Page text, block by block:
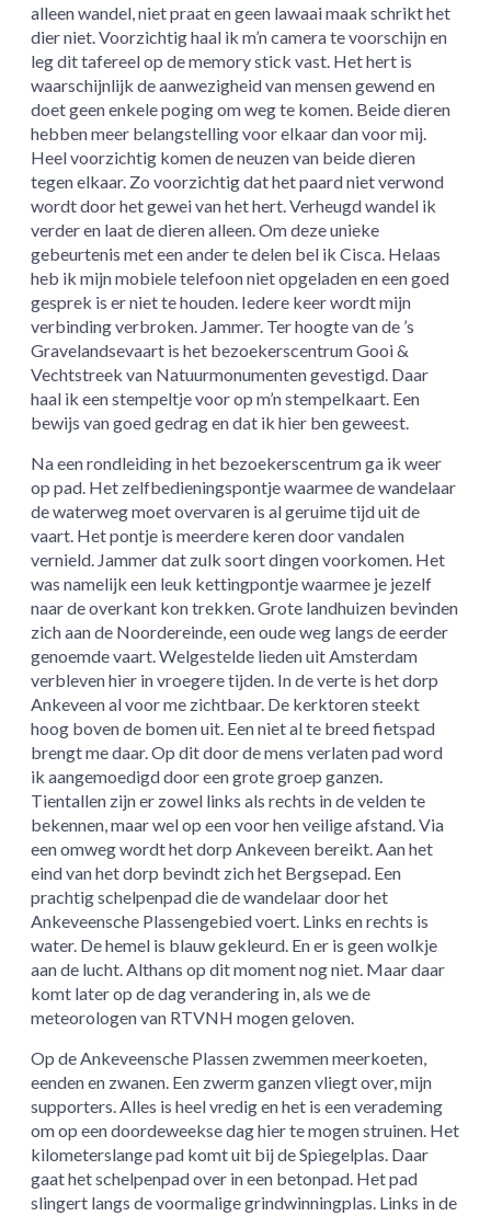
alleen wandel, niet praat en geen lawaai maak schrikt het
dier niet. Voorzichtig haal ik m’n camera te voorschijn en
leg dit tafereel op de memory stick vast. Het hert is
waarschijnlijk de aanwezigheid van mensen gewend en
doet geen enkele poging om weg te komen. Beide dieren
hebben meer belangstelling voor elkaar dan voor mij.
Heel voorzichtig komen de neuzen van beide dieren
tegen elkaar. Zo voorzichtig dat het paard niet verwond
wordt door het gewei van het hert. Verheugd wandel ik
verder en laat de dieren alleen. Om deze unieke
gebeurtenis met een ander te delen bel ik Cisca. Helaas
heb ik mijn mobiele telefoon niet opgeladen en een goed
gesprek is er niet te houden. Iedere keer wordt mijn
verbinding verbroken. Jammer. Ter hoogte van de ’s
Gravelandsevaart is het bezoekerscentrum Gooi &
Vechtstreek van Natuurmonumenten gevestigd. Daar
haal ik een stempeltje voor op m’n stempelkaart. Een
bewijs van goed gedrag en dat ik hier ben geweest.
Na een rondleiding in het bezoekerscentrum ga ik weer
op pad. Het zelfbedieningspontje waarmee de wandelaar
de waterweg moet overvaren is al geruime tijd uit de
vaart. Het pontje is meerdere keren door vandalen
vernield. Jammer dat zulk soort dingen voorkomen. Het
was namelijk een leuk kettingpontje waarmee je jezelf
naar de overkant kon trekken. Grote landhuizen bevinden
zich aan de Noordereinde, een oude weg langs de eerder
genoemde vaart. Welgestelde lieden uit Amsterdam
verbleven hier in vroegere tijden. In de verte is het dorp
Ankeveen al voor me zichtbaar. De kerktoren steekt
hoog boven de bomen uit. Een niet al te breed fietspad
brengt me daar. Op dit door de mens verlaten pad word
ik aangemoedigd door een grote groep ganzen.
Tientallen zijn er zowel links als rechts in de velden te
bekennen, maar wel op een voor hen veilige afstand. Via
een omweg wordt het dorp Ankeveen bereikt. Aan het
eind van het dorp bevindt zich het Bergsepad. Een
prachtig schelpenpad die de wandelaar door het
Ankeveensche Plassengebied voert. Links en rechts is
water. De hemel is blauw gekleurd. En er is geen wolkje
aan de lucht. Althans op dit moment nog niet. Maar daar
komt later op de dag verandering in, als we de
meteorologen van RTVNH mogen geloven.
Op de Ankeveensche Plassen zwemmen meerkoeten,
eenden en zwanen. Een zwerm ganzen vliegt over, mijn
supporters. Alles is heel vredig en het is een verademing
om op een doordeweekse dag hier te mogen struinen. Het
kilometerslange pad komt uit bij de Spiegelplas. Daar
gaat het schelpenpad over in een betonpad. Het pad
slingert langs de voormalige grindwinningplas. Links in de